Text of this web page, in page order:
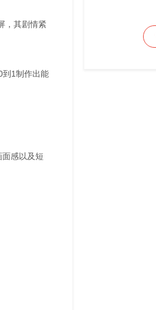
，其剧情紧
到1制作出能
感以及短